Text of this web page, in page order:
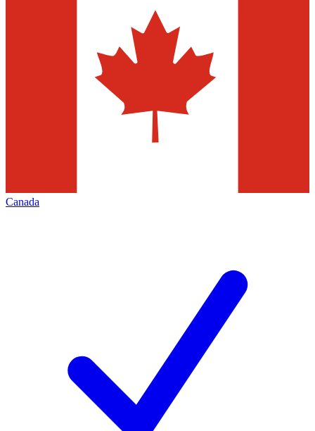
Canada